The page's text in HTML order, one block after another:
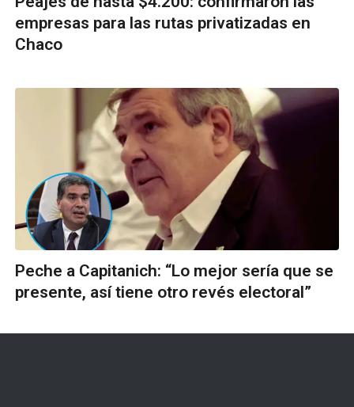
empresas para las rutas privatizadas en
Chaco
Peche a Capitanich: “Lo mejor sería que se
presente, así tiene otro revés electoral”